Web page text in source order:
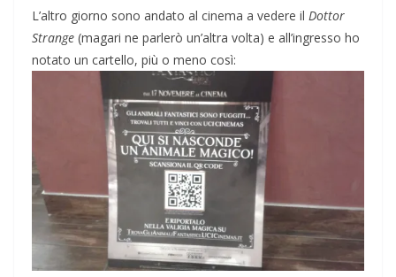
L’altro giorno sono andato al cinema a vedere il Dottor
Strange (magari ne parlerò un’altra volta) e all’ingresso ho
notato un cartello, più o meno così: